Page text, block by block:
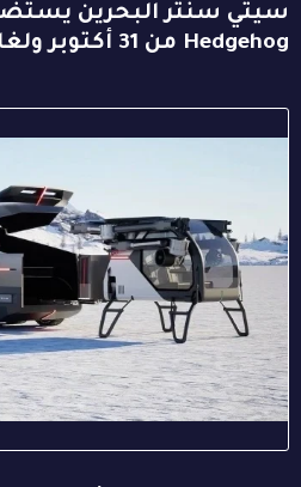
Hedgehog من 31 أكتوبر ولغاية 9 نوفمبر